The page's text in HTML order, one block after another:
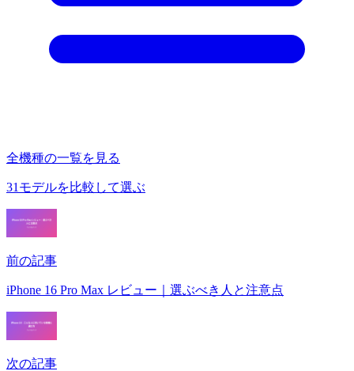
全機種の一覧を見る
31モデルを比較して選ぶ
前の記事
iPhone 16 Pro Max レビュー｜選ぶべき人と注意点
次の記事